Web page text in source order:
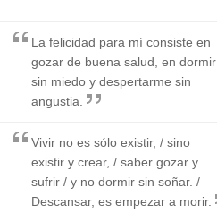
La felicidad para mí consiste en
gozar de buena salud, en dormir
sin miedo y despertarme sin
angustia.
Vivir no es sólo existir, / sino
existir y crear, / saber gozar y
sufrir / y no dormir sin soñar. /
Descansar, es empezar a morir.